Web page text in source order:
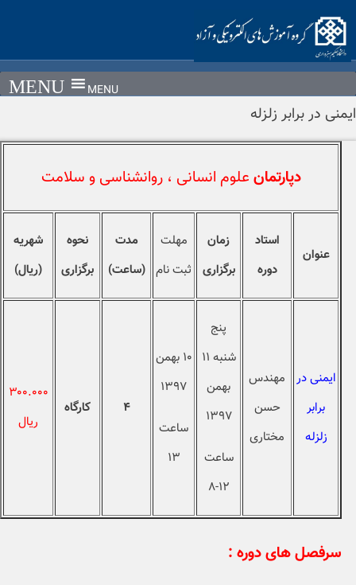
content
MENU
ایمنی در برابر زلزله
دپارتمان علوم انسانی ، روانشناسی و سلامت
عنوان
استاد
دوره
زمان
برگزاری
مهلت
ثبت نام
مدت
(ساعت)
نحوه
برگزاری
شهریه
(ریال)
ایمنی در
برابر
زلزله
مهندس
حسن
مختاری
پنج
شنبه ۱۱
بهمن
۱۳۹۷
ساعت
۱۲-۸
۱۰ بهمن
۱۳۹۷
ساعت
۱۳
۴ کارگاه
۳۰۰.۰۰۰
ريال
سرفصل های دوره :